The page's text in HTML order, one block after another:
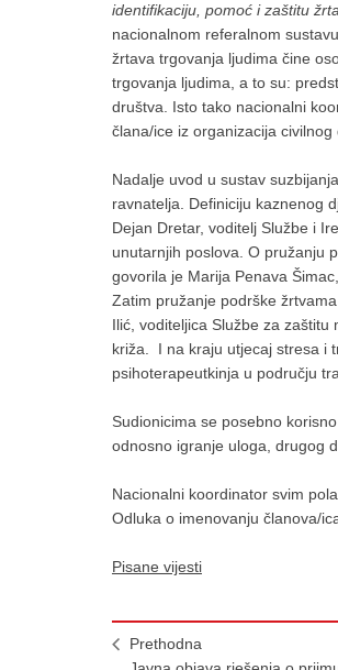
identifikaciju, pomoć i zaštitu
nacionalnom referalnom
žrtava trgovanja ljudima čine
trgovanja ljudima, a to su:
društva. Isto tako nacionalni
člana/ice iz organizacija
Nadalje uvod u sustav
ravnatelja. Definiciju kaznenog
Dejan Dretar, voditelj Službe i
unutarnjih poslova. O pružanju
govorila je Marija Penava
Zatim pružanje podrške
Ilić, voditeljica Službe za
križa. I na kraju utjecaj stresa i
psihoterapeutkinja u području
Sudionicima se posebno
odnosno igranje uloga, drugog
Nacionalni koordinator svim
Odluka o imenovanju članova/
Pisane vijesti
Prethodna